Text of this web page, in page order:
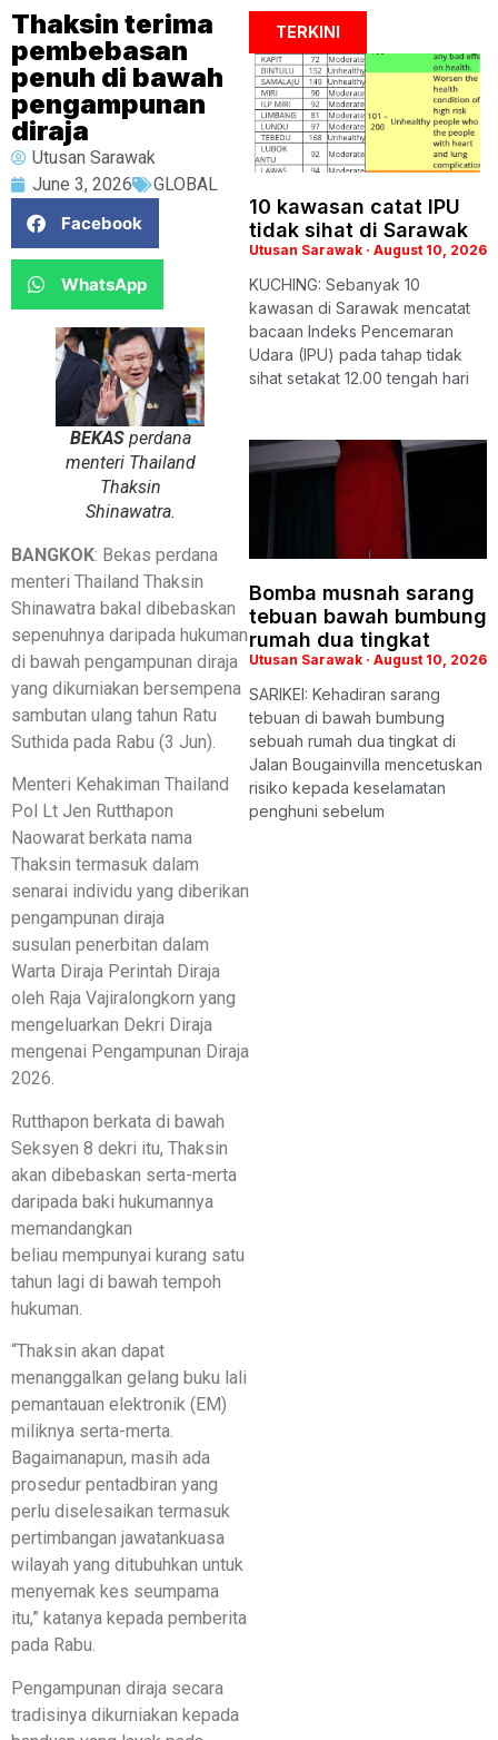
Thaksin terima
pembebasan
penuh di bawah
pengampunan
diraja
Utusan Sarawak
June 3, 2026
GLOBAL
Facebook
WhatsApp
BEKAS perdana
menteri Thailand
Thaksin
Shinawatra.
BANGKOK: Bekas perdana
menteri Thailand Thaksin
Shinawatra bakal dibebaskan
sepenuhnya daripada hukuman
di bawah pengampunan diraja
yang dikurniakan bersempena
sambutan ulang tahun Ratu
Suthida pada Rabu (3 Jun).
Menteri Kehakiman Thailand
Pol Lt Jen Rutthapon
Naowarat berkata nama
Thaksin termasuk dalam
senarai individu yang diberikan
pengampunan diraja
susulan penerbitan dalam
Warta Diraja Perintah Diraja
oleh Raja Vajiralongkorn yang
mengeluarkan Dekri Diraja
mengenai Pengampunan Diraja
2026.
Rutthapon berkata di bawah
Seksyen 8 dekri itu, Thaksin
akan dibebaskan serta-merta
daripada baki hukumannya
memandangkan
beliau mempunyai kurang satu
tahun lagi di bawah tempoh
hukuman.
“Thaksin akan dapat
menanggalkan gelang buku lali
pemantauan elektronik (EM)
miliknya serta-merta.
Bagaimanapun, masih ada
prosedur pentadbiran yang
perlu diselesaikan termasuk
pertimbangan jawatankuasa
wilayah yang ditubuhkan untuk
menyemak kes seumpama
itu,” katanya kepada pemberita
pada Rabu.
Pengampunan diraja secara
tradisinya dikurniakan kepada
TERKINI
10 kawasan catat IPU
tidak sihat di Sarawak
Utusan Sarawak August 10, 2026
KUCHING: Sebanyak 10
kawasan di Sarawak mencatat
bacaan Indeks Pencemaran
Udara (IPU) pada tahap tidak
sihat setakat 12.00 tengah hari
Bomba musnah sarang
tebuan bawah bumbung
rumah dua tingkat
Utusan Sarawak August 10, 2026
SARIKEI: Kehadiran sarang
tebuan di bawah bumbung
sebuah rumah dua tingkat di
Jalan Bougainvilla mencetuskan
risiko kepada keselamatan
penghuni sebelum